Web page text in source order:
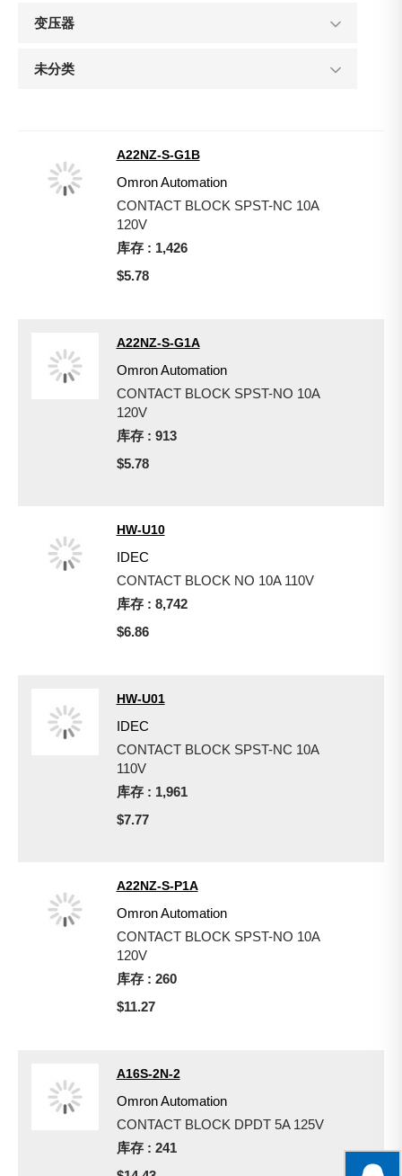
变压器
未分类
A22NZ-S-G1B
Omron Automation
CONTACT BLOCK SPST-NC 10A
120V
库存 : 1,426
$5.78
A22NZ-S-G1A
Omron Automation
CONTACT BLOCK SPST-NO 10A
120V
库存 : 913
$5.78
HW-U10
IDEC
CONTACT BLOCK NO 10A 110V
库存 : 8,742
$6.86
HW-U01
IDEC
CONTACT BLOCK SPST-NC 10A
110V
库存 : 1,961
$7.77
A22NZ-S-P1A
Omron Automation
CONTACT BLOCK SPST-NO 10A
120V
库存 : 260
$11.27
A16S-2N-2
Omron Automation
CONTACT BLOCK DPDT 5A 125V
库存 : 241